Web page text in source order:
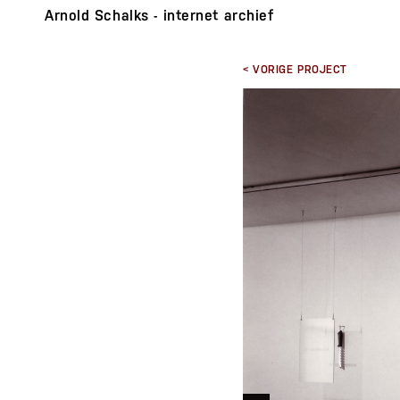
Arnold Schalks - internet archief
< VORIGE PROJECT